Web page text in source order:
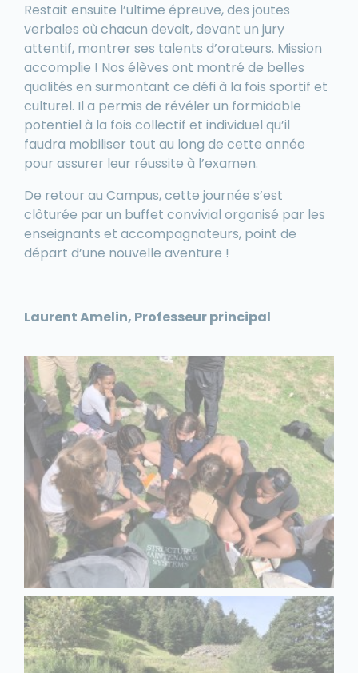
Restait ensuite l’ultime épreuve, des joutes
verbales où chacun devait, devant un jury
attentif, montrer ses talents d’orateurs. Mission
accomplie ! Nos élèves ont montré de belles
qualités en surmontant ce défi à la fois sportif et
culturel. Il a permis de révéler un formidable
potentiel à la fois collectif et individuel qu’il
faudra mobiliser tout au long de cette année
pour assurer leur réussite à l’examen.
De retour au Campus, cette journée s’est
clôturée par un buffet convivial organisé par les
enseignants et accompagnateurs, point de
départ d’une nouvelle aventure !
Laurent Amelin, Professeur principal